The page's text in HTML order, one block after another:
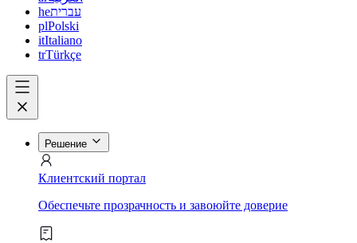
heעברית
plPolski
itItaliano
trTürkçe
Решение
Клиентский портал
Обеспечьте прозрачность и завоюйте доверие